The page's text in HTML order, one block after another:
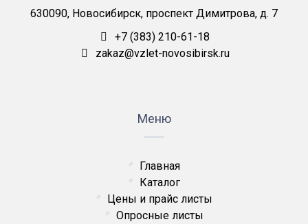
630090, Новосибирск, проспект Димитрова, д. 7
+7 (383) 210-61-18
zakaz@vzlet-novosibirsk.ru
Меню
Главная
Каталог
Цены и прайс листы
Опросные листы